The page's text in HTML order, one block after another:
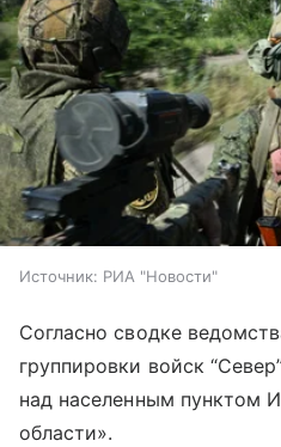
Источник: РИА "Новости"
Согласно сводке
группировки войск
над населенным пунктом
области».